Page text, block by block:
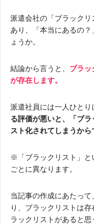
派遣会社の「ブラック
あり、「本当にあるの
ょうか。
結論から言うと、 ブラッ
が存在します。
派遣社員には一人ひとり
る評価が悪いと、「ブ
スト化されてしまうから
※「ブラックリスト」と
ごとに異なります。
当記事の作成にあたっ
り、ブラックリストは
ラックリストがあると